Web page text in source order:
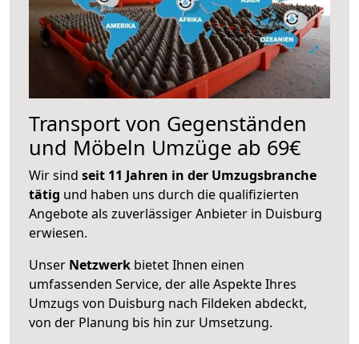
Transport von Gegenständen
und Möbeln Umzüge ab 69€
Wir sind seit 11 Jahren in der Umzugsbranche
tätig und haben uns durch die qualifizierten
Angebote als zuverlässiger Anbieter in Duisburg
erwiesen.
Unser Netzwerk bietet Ihnen einen
umfassenden Service, der alle Aspekte Ihres
Umzugs von Duisburg nach Fildeken abdeckt,
von der Planung bis hin zur Umsetzung.